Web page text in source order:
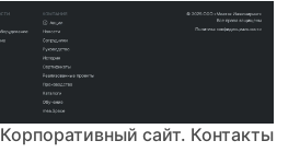
Корпоративный сайт. Контакты